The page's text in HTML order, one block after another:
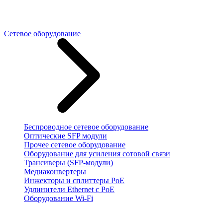
Сетевое оборудование
Беспроводное сетевое оборудование
Оптические SFP модули
Прочее сетевое оборудование
Оборудование для усиления сотовой связи
Трансиверы (SFP-модули)
Медиаконвертеры
Инжекторы и сплиттеры PoE
Удлинители Ethernet с PoE
Оборудование Wi-Fi